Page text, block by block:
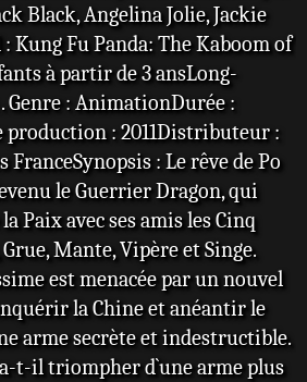
Black, Angelina Jolie, Jackie
Kung Fu Panda: The Kaboom of
à partir de 3 ansLong-
Genre : AnimationDurée :
production : 2011Distributeur :
: Le rêve de Po
le Guerrier Dragon, qui
Paix avec ses amis les Cinq
Mante, Vipère et Singe.
est menacée par un nouvel
la Chine et anéantir le
arme secrète et indestructible.
t-il triompher d`une arme plus